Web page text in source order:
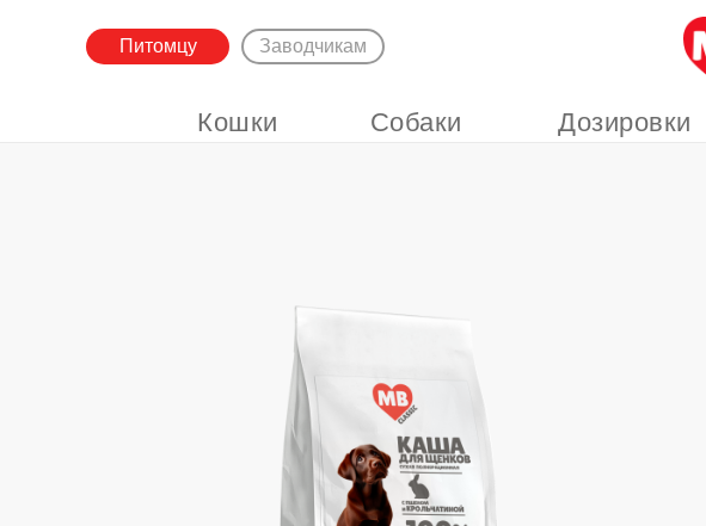
Кошки Собаки Дозировки
Питомцу Заводчикам